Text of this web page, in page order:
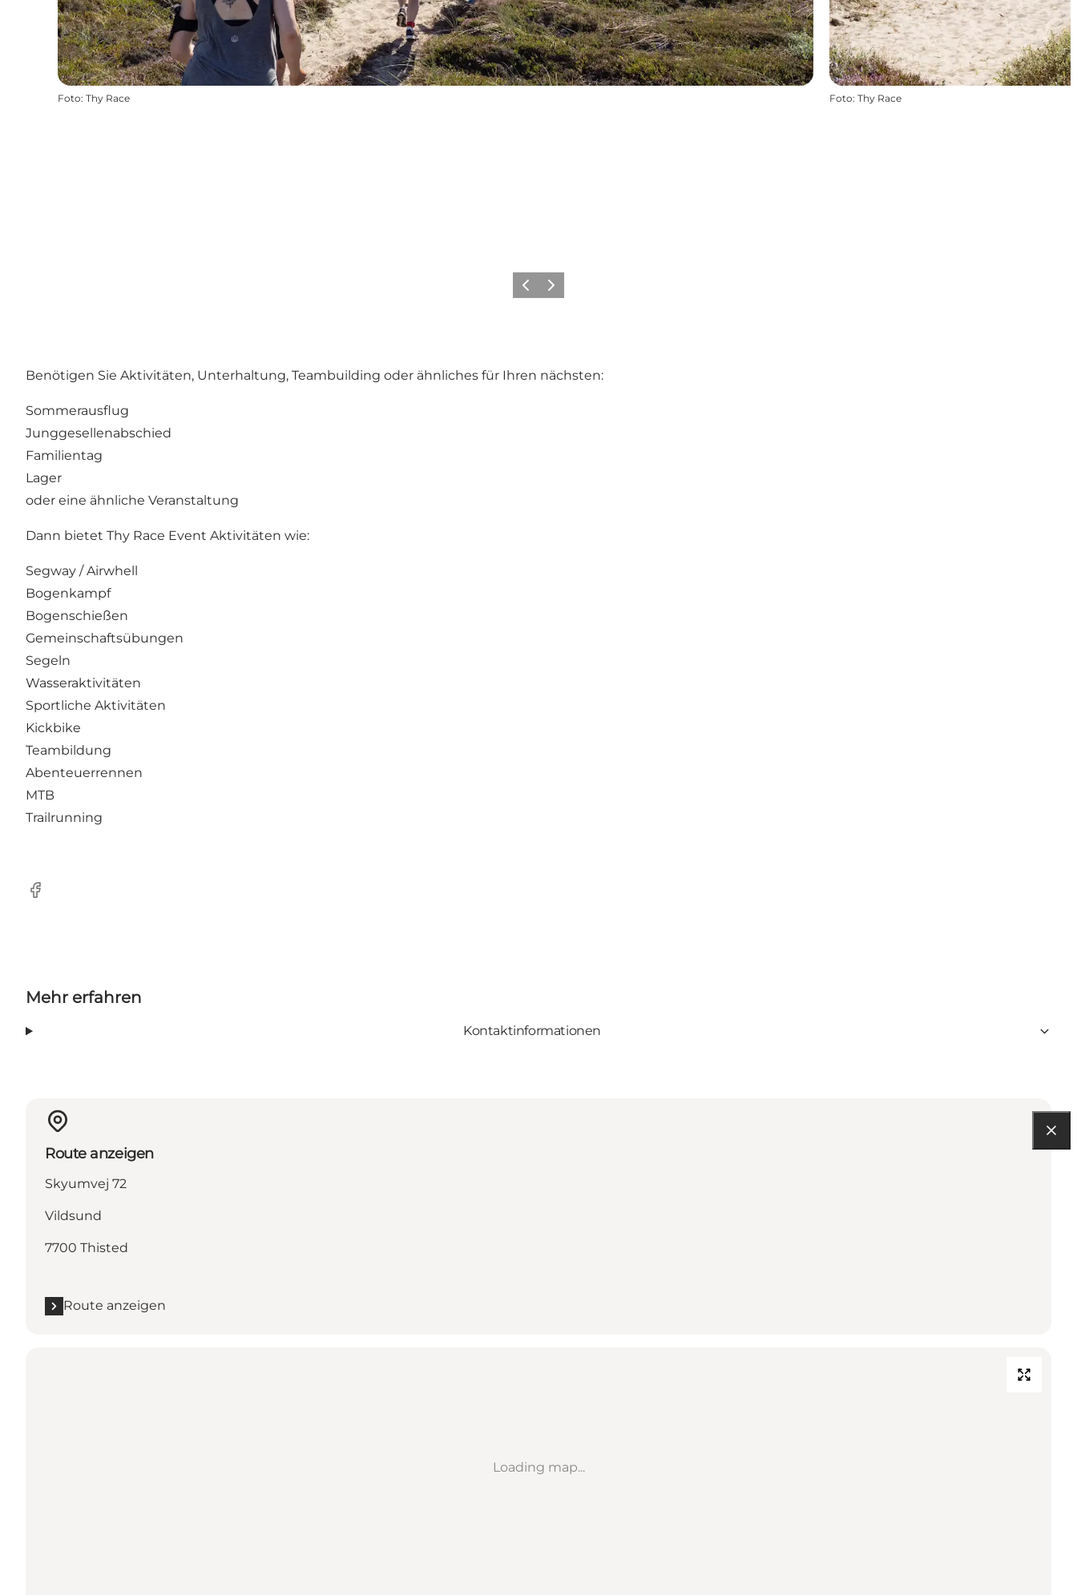
Foto: Thy Race Foto: Thy Race
ZurückWeiter
Benötigen Sie Aktivitäten, Unterhaltung, Teambuilding oder ähnliches für Ihren nächsten:
Sommerausflug
Junggesellenabschied
Familientag
Lager
oder eine ähnliche Veranstaltung
Dann bietet Thy Race Event Aktivitäten wie:
Segway / Airwhell
Bogenkampf
Bogenschießen
Gemeinschaftsübungen
Segeln
Wasseraktivitäten
Sportliche Aktivitäten
Kickbike
Teambildung
Abenteuerrennen
MTB
Trailrunning
Facebook
Mehr erfahren
Kontaktinformationen
Route anzeigen
Skyumvej 72
Vildsund
7700 Thisted
Route anzeigen
Loading map...